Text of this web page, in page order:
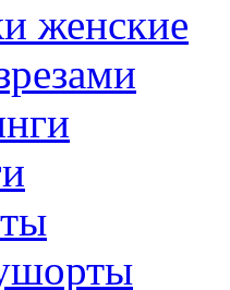
женские